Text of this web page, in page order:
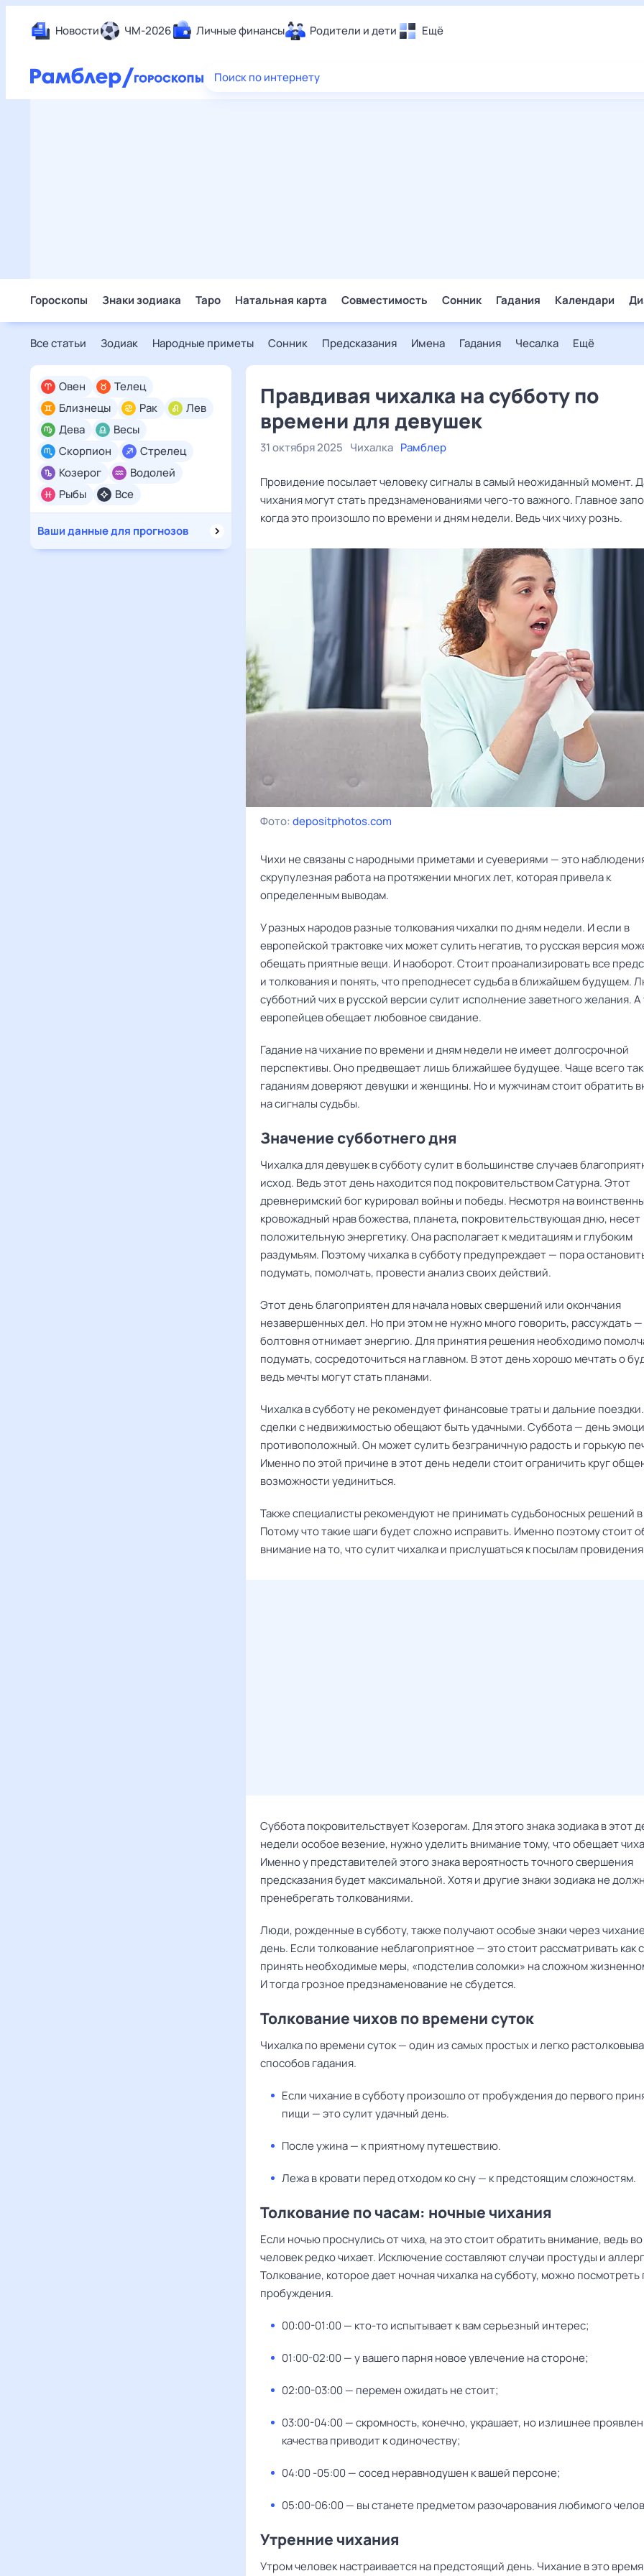
Новости ЧМ-2026 Личные финансы Родители и дети Ещё
Еда
Поиск по интернету
Гороскопы Знаки зодиака Таро Натальная карта Совместимость Сонник Гадания Календари
Все статьи Зодиак Народные приметы Сонник Предсказания Имена Гадания Чесалка Ещё
Все
Овен
Телец
Близнецы
Рак
Лев
Дева
Весы
Скорпион
Стрелец
Козерог
Водолей
Рыбы
Ваши данные для прогнозов
Правдивая чихалка на субботу по
времени для девушек
31 октября 2025 Чихалка Рамблер
Провидение посылает человеку сигналы в самый неожиданный момент.
чихания могут стать предзнаменованиями чего-то важного. Главное
когда это произошло по времени и дням недели. Ведь чих чиху рознь.
Фото: depositphotos.com
Чихи не связаны с народными приметами и суевериями — это
скрупулезная работа на протяжении многих лет, которая привела к
определенным выводам.
У разных народов разные толкования чихалки по дням недели. И если в
европейской трактовке чих может сулить негатив, то русская версия
обещать приятные вещи. И наоборот. Стоит проанализировать все
и толкования и понять, что преподнесет судьба в ближайшем будущем.
субботний чих в русской версии сулит исполнение заветного желания. А
европейцев обещает любовное свидание.
Гадание на чихание по времени и дням недели не имеет долгосрочной
перспективы. Оно предвещает лишь ближайшее будущее. Чаще всего
гаданиям доверяют девушки и женщины. Но и мужчинам стоит обратить
на сигналы судьбы.
Значение субботнего дня
Чихалка для девушек в субботу сулит в большинстве случаев
исход. Ведь этот день находится под покровительством Сатурна. Этот
древнеримский бог курировал войны и победы. Несмотря на
кровожадный нрав божества, планета, покровительствующая дню, несет
положительную энергетику. Она располагает к медитациям и глубоким
раздумьям. Поэтому чихалка в субботу предупреждает — пора
подумать, помолчать, провести анализ своих действий.
Этот день благоприятен для начала новых свершений или окончания
незавершенных дел. Но при этом не нужно много говорить, рассуждать
болтовня отнимает энергию. Для принятия решения необходимо
подумать, сосредоточиться на главном. В этот день хорошо мечтать о
ведь мечты могут стать планами.
Чихалка в субботу не рекомендует финансовые траты и дальние
сделки с недвижимостью обещают быть удачными. Суббота — день
противоположный. Он может сулить безграничную радость и горькую
Именно по этой причине в этот день недели стоит ограничить круг
возможности уединиться.
Также специалисты рекомендуют не принимать судьбоносных решений в
Потому что такие шаги будет сложно исправить. Именно поэтому стоит
внимание на то, что сулит чихалка и прислушаться к посылам
Суббота покровительствует Козерогам. Для этого знака зодиака в этот
недели особое везение, нужно уделить внимание тому, что обещает
Именно у представителей этого знака вероятность точного свершения
предсказания будет максимальной. Хотя и другие знаки зодиака не
пренебрегать толкованиями.
Люди, рожденные в субботу, также получают особые знаки через
день. Если толкование неблагоприятное — это стоит рассматривать как
принять необходимые меры, «подстелив соломки» на сложном
И тогда грозное предзнаменование не сбудется.
Толкование чихов по времени суток
Чихалка по времени суток — один из самых простых и легко
способов гадания.
Если чихание в субботу произошло от пробуждения до первого
пищи — это сулит удачный день.
После ужина — к приятному путешествию.
Лежа в кровати перед отходом ко сну — к предстоящим сложностям.
Толкование по часам: ночные чихания
Если ночью проснулись от чиха, на это стоит обратить внимание, ведь
человек редко чихает. Исключение составляют случаи простуды и
Толкование, которое дает ночная чихалка на субботу, можно посмотреть
пробуждения.
00:00-01:00 — кто-то испытывает к вам серьезный интерес;
01:00-02:00 — у вашего парня новое увлечение на стороне;
02:00-03:00 — перемен ожидать не стоит;
03:00-04:00 — скромность, конечно, украшает, но излишнее
качества приводит к одиночеству;
04:00 -05:00 — сосед неравнодушен к вашей персоне;
05:00-06:00 — вы станете предметом разочарования любимого
Утренние чихания
Утром человек настраивается на предстоящий день. Чихание в это